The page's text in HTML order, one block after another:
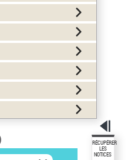
RÉCUPÉRER
LES
NOTICES